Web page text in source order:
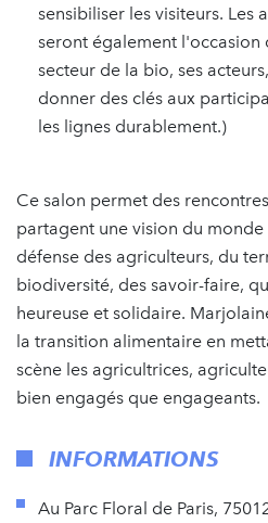
sensibiliser les visiteurs. Les
seront également l'occasion
secteur de la bio, ses
donner des clés aux
les lignes durablement.)
Ce salon permet des
partagent une vision du
défense des agriculteurs, du
biodiversité, des savoir-faire,
heureuse et solidaire.
la transition alimentaire en
scène les agricultrices,
bien engagés que engageants.
INFORMATIONS
Au Parc Floral de Paris,